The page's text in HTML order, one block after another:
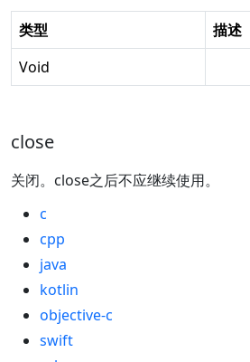
类型
描述
Void
close
关闭。close之后不应继续使用。
c
cpp
java
kotlin
objective-c
swift